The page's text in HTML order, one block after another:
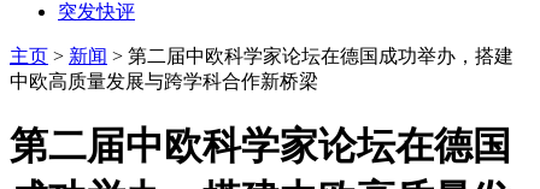
突发快评
主页 > 新闻 > 第二届中欧科学家论坛在德国成功举办，搭建
中欧高质量发展与跨学科合作新桥梁
第二届中欧科学家论坛在德国